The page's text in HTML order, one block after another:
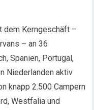
dem Kerngeschäft –
– an 36
Spanien, Portugal,
Niederlanden aktiv
knapp 2.500 Campern
Westfalia und